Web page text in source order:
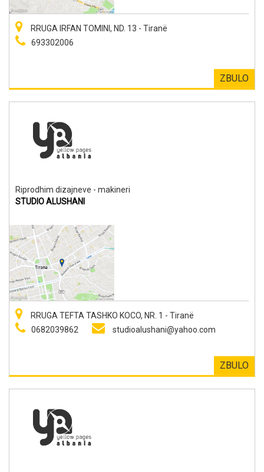
RRUGA IRFAN TOMINI, ND. 13 - Tiranë
693302006
ZBULO
Riprodhim dizajneve - makineri
STUDIO ALUSHANI
RRUGA TEFTA TASHKO KOCO, NR. 1 - Tiranë
0682039862
studioalushani@yahoo.com
ZBULO